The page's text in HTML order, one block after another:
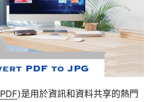
PDF)是用於資訊和資料共享的熱門